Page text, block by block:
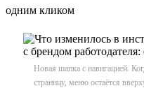
одним кликом
Новая шапка с навигацией.
страницу, меню остаётся